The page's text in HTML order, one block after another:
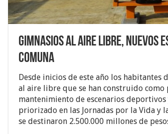
Gimnasios al aire libre, nuevos
comuna
Desde inicios de este año los habitantes
al aire libre que se han construido
mantenimiento de escenarios
priorizado en las Jornadas por la Vida y
se destinaron 2.500.000 millones de